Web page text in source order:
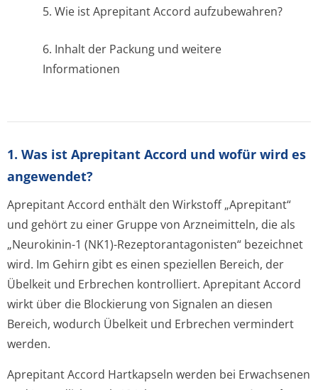
5. Wie ist Aprepitant Accord aufzubewahren?
6. Inhalt der Packung und weitere
Informationen
1. Was ist Aprepitant Accord und wofür wird es
angewendet?
Aprepitant Accord enthält den Wirkstoff „Aprepitant“
und gehört zu einer Gruppe von Arzneimitteln, die als
„Neurokinin-1 (NK1)-Rezeptorantago­nisten“ bezeichnet
wird. Im Gehirn gibt es einen speziellen Bereich, der
Übelkeit und Erbrechen kontrolliert. Aprepitant Accord
wirkt über die Blockierung von Signalen an diesen
Bereich, wodurch Übelkeit und Erbrechen vermindert
werden.
Aprepitant Accord Hartkapseln werden bei Erwachsenen